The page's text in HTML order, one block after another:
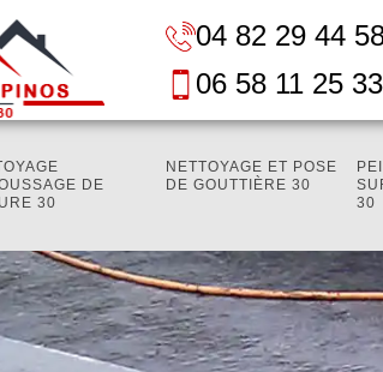
04 82 29 44
06 58 11 25 33
DE
30
NETTOYAGE ET POSE
DE GOUTTIÈRE 30
30